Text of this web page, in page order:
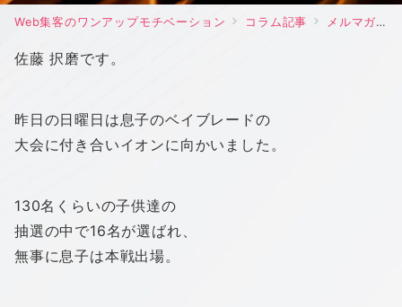
Web集客のワンアップモチベーション コラム記事 メルマガ
佐藤 択磨です。
昨日の日曜日は息子のベイブレードの
大会に付き合いイオンに向かいました。
130名くらいの子供達の
抽選の中で16名が選ばれ、
無事に息子は本戦出場。